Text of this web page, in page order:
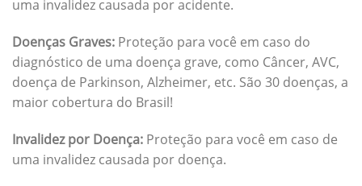
uma invalidez causada por acidente.
Doenças Graves: Proteção para você em caso do
diagnóstico de uma doença grave, como Câncer, AVC,
doença de Parkinson, Alzheimer, etc. São 30 doenças, a
maior cobertura do Brasil!
Invalidez por Doença: Proteção para você em caso de
uma invalidez causada por doença.